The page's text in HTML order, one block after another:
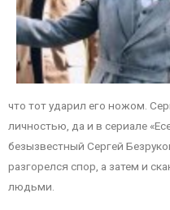
что тот ударил его ножом.
личностью, да и в сериале
безызвестный Сергей
разгорелся спор, а затем и
людьми.